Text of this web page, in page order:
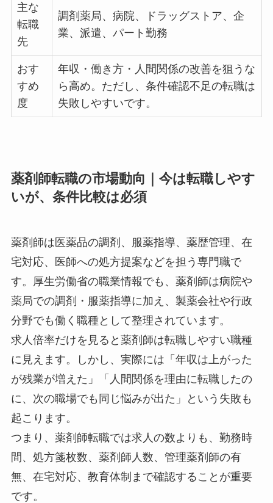
主な
転職
先
調剤薬局、病院、ドラッグストア、企
業、派遣、パート勤務
おす
すめ
度
年収・働き方・人間関係の改善を狙うな
ら高め。ただし、条件確認不足の転職は
失敗しやすいです。
薬剤師転職の市場動向｜今は転職しやす
いが、条件比較は必須
薬剤師は医薬品の調剤、服薬指導、薬歴管理、在
宅対応、医師への処方提案などを担う専門職で
す。厚生労働省の職業情報でも、薬剤師は病院や
薬局での調剤・服薬指導に加え、製薬会社や行政
分野でも働く職種として整理されています。
求人倍率だけを見ると薬剤師は転職しやすい職種
に見えます。しかし、実際には「年収は上がった
が残業が増えた」「人間関係を理由に転職したの
に、次の職場でも同じ悩みが出た」という失敗も
起こります。
つまり、薬剤師転職では求人の数よりも、勤務時
間、処方箋枚数、薬剤師人数、管理薬剤師の有
無、在宅対応、教育体制まで確認することが重要
です。